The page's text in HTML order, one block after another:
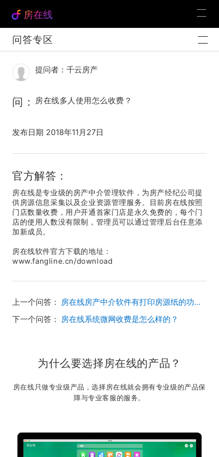
房在线
问答专区
提问者：千云房产
问： 房在线多人使用怎么收费？
发布日期 2018年11月27日
官方解答：
房在线是专业级的房产中介管理软件，为房产经纪公司提
供房源信息采集以及企业资源管理服务。目前房在线按照
门店数量收费，用户开通首家门店是永久免费的，每个门
店的使用人数没有限制，管理员可以通过管理后台任意添
加新成员。
房在线软件官方下载的地址：
www.fangline.cn/download
上一个问答：
房在线房产中介软件有打印房源纸的功能吗？
下一个问答： 房在线系统微网收费是怎么样的？
为什么要选择房在线的产品？
房在线只做专业级产品，选择房在线就会拥有专业级的产品保
障与专业客服的服务。